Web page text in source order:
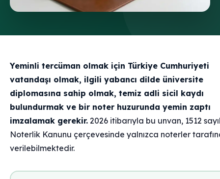
Yeminli tercüman olmak için Türkiye Cumhuriyeti
vatandaşı olmak, ilgili yabancı dilde üniversite
diplomasına sahip olmak, temiz adli sicil kaydı
bulundurmak ve bir noter huzurunda yemin zaptı
imzalamak gerekir. 2026 itibarıyla bu unvan, 1512
Noterlik Kanunu çerçevesinde yalnızca noterler
verilebilmektedir.